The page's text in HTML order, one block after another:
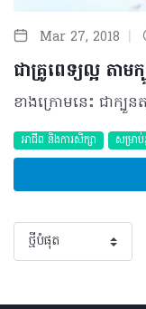
Mar 27, 2018 |
ជាគ្រូពេទ្យល្អ តាម
អាជីព និងការសិក្សា សម្រាប់